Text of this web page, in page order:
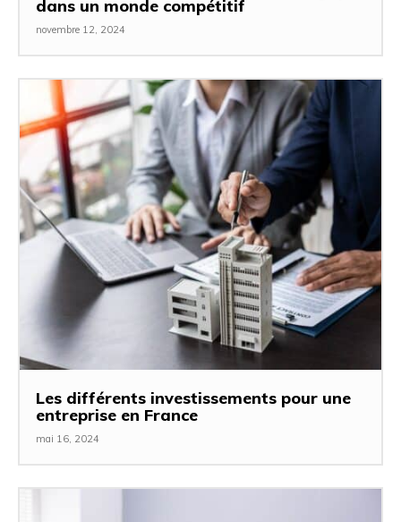
dans un monde compétitif
novembre 12, 2024
Les différents investissements pour une
entreprise en France
mai 16, 2024